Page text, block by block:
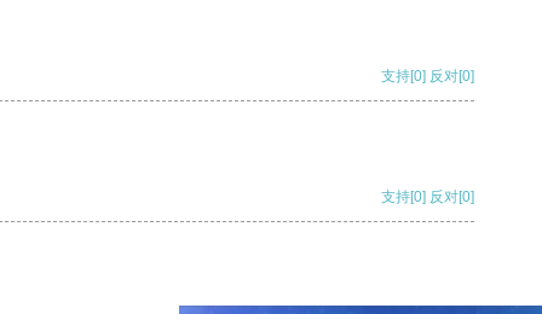
支持[0] 反对[0]
支持[0] 反对[0]